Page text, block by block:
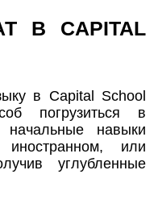
В CAPITAL
в Capital School
погрузиться в
начальные навыки
или
углубленные